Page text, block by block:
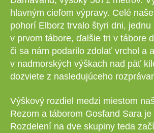
hlavným cieľom výpravy. Celé
pohorí Elborz trvalo štyri dni, jednu
v prvom tábore, ďalšie tri v tábore
či sa nám podarilo zdolať vrchol a
v nadmorských výškach nad päť
dozviete z nasledujúceho
Výškový rozdiel medzi miestom
Rezom a táborom Gosfand Sara
Rozdelení na dve skupiny teda